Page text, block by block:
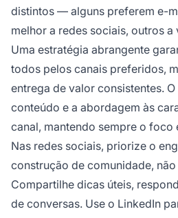
distintos — alguns preferem e-
melhor a redes sociais, outros
Uma estratégia abrangente
todos pelos canais preferidos,
entrega de valor consistentes.
conteúdo e a abordagem às
canal, mantendo sempre o foco
Nas redes sociais, priorize o
construção de comunidade,
Compartilhe dicas úteis,
de conversas. Use o LinkedIn